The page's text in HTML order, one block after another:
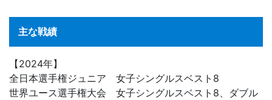
主な戦績
【2024年】
全日本選手権ジュニア 女子シングルスベスト8
世界ユース選手権大会 女子シングルスベスト8、ダブル